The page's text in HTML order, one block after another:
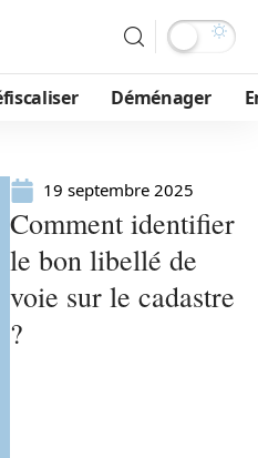
Déménager
19 septembre 2025
Comment identifier
le bon libellé de
voie sur le cadastre
?